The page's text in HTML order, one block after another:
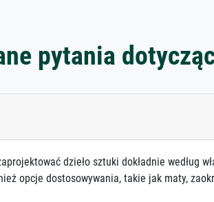
pytania
dzieło sztuki dokładnie według
opcje dostosowywania, takie jak maty,